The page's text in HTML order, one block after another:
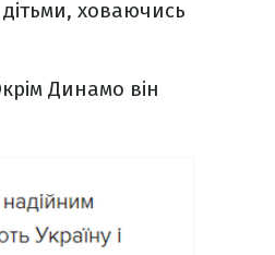
дітьми, ховаючись
Динамо він